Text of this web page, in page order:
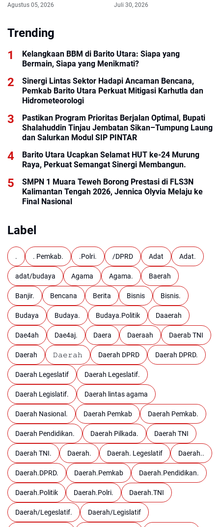
Siapkan Laporan ke
Agustus 05, 2026 Juli 30, 2026
Trending
Kelangkaan BBM di Barito Utara: Siapa yang
Bermain, Siapa yang Menikmati?
Sinergi Lintas Sektor Hadapi Ancaman Bencana,
Pemkab Barito Utara Perkuat Mitigasi Karhutla dan
Hidrometeorologi
Pastikan Program Prioritas Berjalan Optimal, Bupati
Shalahuddin Tinjau Jembatan Sikan–Tumpung Laung
dan Salurkan Modul SIP PINTAR
Barito Utara Ucapkan Selamat HUT ke-24 Murung
Raya, Perkuat Semangat Sinergi Membangun.
SMPN 1 Muara Teweh Borong Prestasi di FLS3N
Kalimantan Tengah 2026, Jennica Olyvia Melaju ke
Final Nasional
Label
. . Pemkab. .Polri. /DPRD Adat Adat.
adat/budaya Agama Agama. Baerah
Banjir. Bencana Berita Bisnis Bisnis.
Budaya Budaya. Budaya.Politik Daaerah
Dae4ah Dae4aj. Daera Daeraah Daerab TNI
Daerah 𝙳𝚊𝚎𝚛𝚊𝚑 Daerah DPRD Daerah DPRD.
Daerah Legeslatif Daerah Legeslatif.
Daerah Legislatif. Daerah lintas agama
Daerah Nasional. Daerah Pemkab Daerah Pemkab.
Daerah Pendidikan. Daerah Pilkada. Daerah TNI
Daerah TNI. Daerah. Daerah. Legeslatif Daerah..
Daerah.DPRD. Daerah.Pemkab Daerah.Pendidikan.
Daerah.Politik Daerah.Polri. Daerah.TNI
Daerah/Legeslatif. Daerah/Legislatif